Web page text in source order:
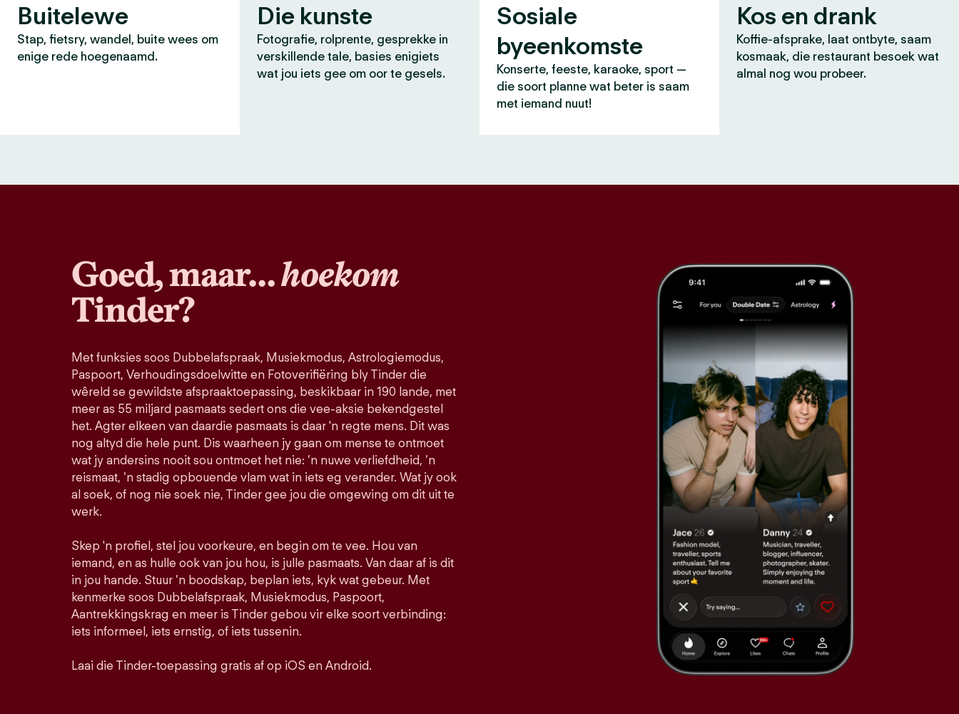
Buitelewe
Stap, fietsry, wandel, buite wees om
enige rede hoegenaamd.
Die kunste
Fotografie, rolprente, gesprekke in
verskillende tale, basies enigiets
wat jou iets gee om oor te gesels.
Sosiale
byeenkomste
Konserte, feeste, karaoke, sport —
die soort planne wat beter is saam
met iemand nuut!
Kos en drank
Koffie-afsprake, laat ontbyte, saam
kosmaak, die restaurant besoek wat
almal nog wou probeer.
Goed, maar…hoekom
Tinder?
Met funksies soos Dubbelafspraak, Musiekmodus, Astrologiemodus,
Paspoort, Verhoudingsdoelwitte en Fotoverifiëring bly Tinder die
wêreld se gewildste afspraaktoepassing, beskikbaar in 190 lande, met
meer as 55 miljard pasmaats sedert ons die vee-aksie bekendgestel
het. Agter elkeen van daardie pasmaats is daar 'n regte mens. Dit was
nog altyd die hele punt. Dis waarheen jy gaan om mense te ontmoet
wat jy andersins nooit sou ontmoet het nie: ’n nuwe verliefdheid, ’n
reismaat, ’n stadig opbouende vlam wat in iets eg verander. Wat jy ook
al soek, of nog nie soek nie, Tinder gee jou die omgewing om dit uit te
werk.
Skep 'n profiel, stel jou voorkeure, en begin om te vee. Hou van
iemand, en as hulle ook van jou hou, is julle pasmaats. Van daar af is dit
in jou hande. Stuur ’n boodskap, beplan iets, kyk wat gebeur. Met
kenmerke soos Dubbelafspraak, Musiekmodus, Paspoort,
Aantrekkingskrag en meer is Tinder gebou vir elke soort verbinding:
iets informeel, iets ernstig, of iets tussenin.
Laai die Tinder-toepassing gratis af op iOS en Android.